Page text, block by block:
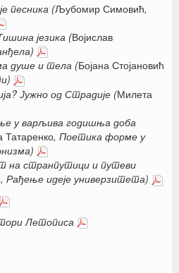
песника (Љубомир Симовић,
језика (Војислав
душе и тела (Бојана Стојановић
Јужно од Страдије (Милета
у варљива годишња доба
Татаренко, Поетика форме у
на странпутици и путеви
, Рађење идеје универзитета)
Летописа